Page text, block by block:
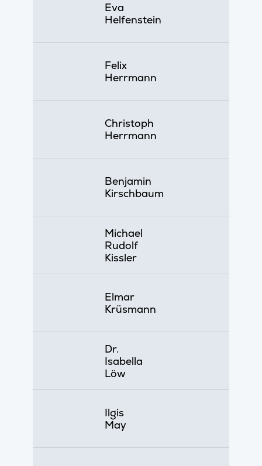
Eva
Helfenstein
Felix
Herrmann
Christoph
Herrmann
Benjamin
Kirschbaum
Michael
Rudolf
Kissler
Elmar
Krüsmann
Dr.
Isabella
Löw
Ilgis
May